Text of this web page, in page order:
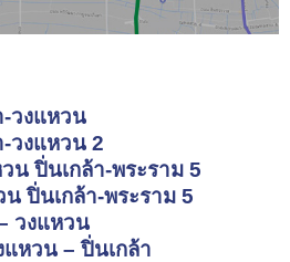
-วงแหวน
วงแหวน 2
น ปิ่นเกล้า-พระราม 5
ปิ่นเกล้า-พระราม 5
วงแหวน
หวน – ปิ่นเกล้า